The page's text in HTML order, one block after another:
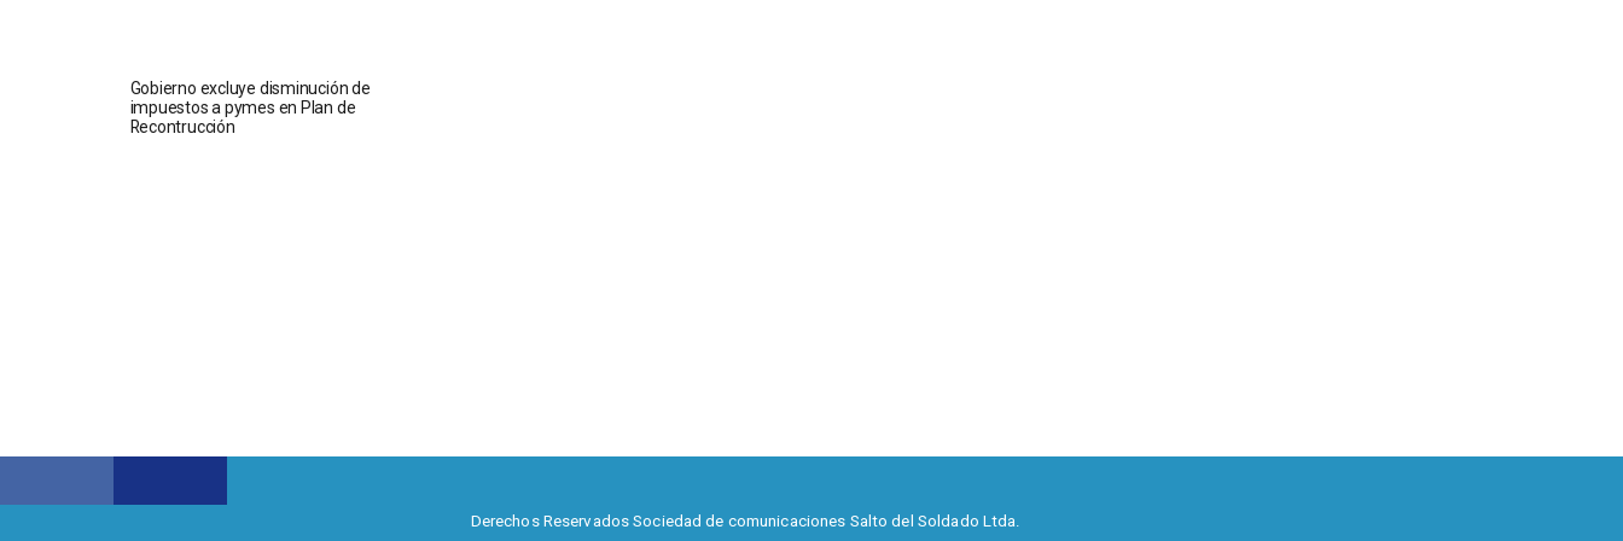
Gobierno excluye disminución de
impuestos a pymes en Plan de
Recontrucción
Derechos Reservados Sociedad de comunicaciones Salto del Soldado Ltda.